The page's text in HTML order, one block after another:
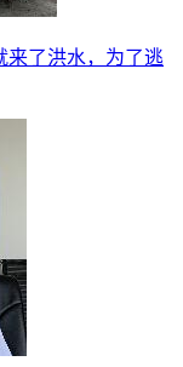
来了洪水，为了逃